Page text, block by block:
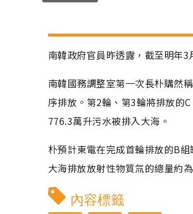
南韓政府官員昨透露，截至明年
南韓國務調整室第一次長朴購然
序排放。第2輪、第3輪將排放的
776.3萬升污水被排入大海。
朴預計東電在完成首輪排放的B
大海排放放射性物質氚的總量約
內容標籤